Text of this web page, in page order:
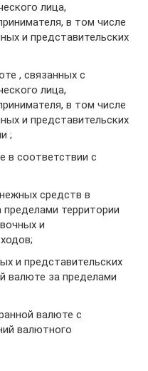
лица,
в том числе
и представительских
, связанных с
лица,
в том числе
и представительских
;
в соответствии с
средств в
территории
и
и представительских
валюте за пределами
валюте с
валютного